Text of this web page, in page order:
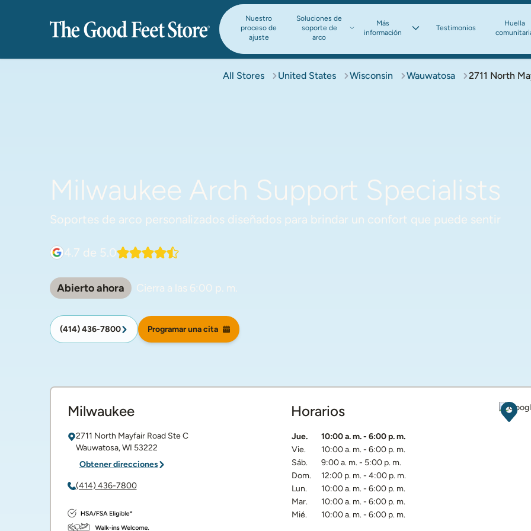
Nuestro
proceso de
ajuste
Soluciones de
soporte de
arco​​​​​​​
Más
información​​​​​​​
Testimonios
Huella
All Stores United States Wisconsin Wauwatosa 2711 North
Milwaukee Arch Support Specialists
Soportes de arco personalizados diseñados para brindar un confort que puede sentir
4.7 de 5.0
Abierto ahora Cierra a las 6:00 p. m.
(414) 436-7800 Programar una cita
Milwaukee
2711 North Mayfair RoadSte C
Wauwatosa, WI 53222
Obtener direcciones
(414) 436-7800
Horarios
Día de la semanaHorarios
Jue. 10:00 a. m.- 6:00 p. m.
Vie.
10:00 a. m.- 6:00 p. m.
Sáb.
9:00 a. m.- 5:00 p. m.
Dom.
12:00 p. m.- 4:00 p. m.
Lun.
10:00 a. m.- 6:00 p. m.
Mar.
10:00 a. m.- 6:00 p. m.
Mié.
10:00 a. m.- 6:00 p. m.